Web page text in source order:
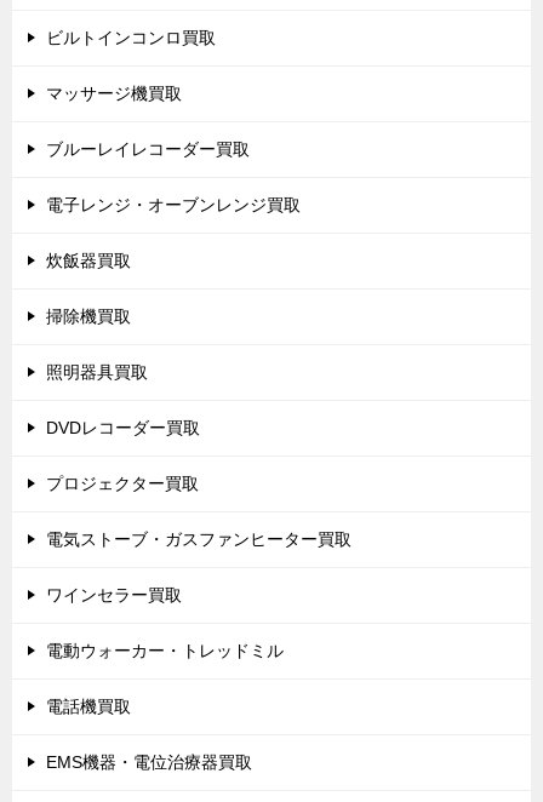
ビルトインコンロ買取
マッサージ機買取
ブルーレイレコーダー買取
電子レンジ・オーブンレンジ買取
炊飯器買取
掃除機買取
照明器具買取
DVDレコーダー買取
プロジェクター買取
電気ストーブ・ガスファンヒーター買取
ワインセラー買取
電動ウォーカー・トレッドミル
電話機買取
EMS機器・電位治療器買取